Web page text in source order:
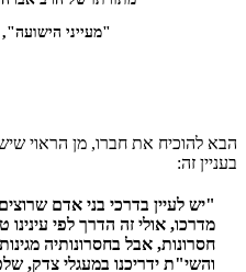
"מעייני
הבא להוכיח את חברו, מן הראוי
בעניין זה:
"יש לעיין בדרכי בני אדם
מדרכו, אולי זה הדרך לפי
חסרונות, אבל בחסרונותיה
והשי"ת ידריכנו במעגלי צדק,